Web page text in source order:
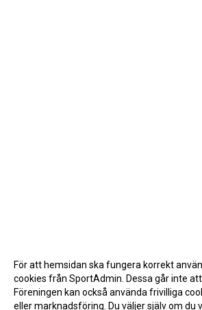
För att hemsidan ska fungera korrekt
cookies från SportAdmin. Dessa går inte
Föreningen kan också använda frivilliga
eller marknadsföring. Du väljer själv om du